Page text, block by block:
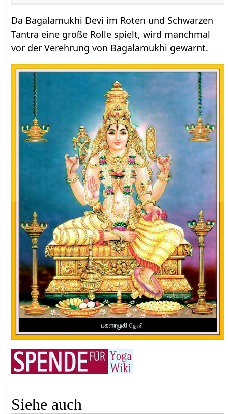
Da Bagalamukhi Devi im Roten und Schwarzen
Tantra eine große Rolle spielt, wird manchmal
vor der Verehrung von Bagalamukhi gewarnt.
Siehe auch